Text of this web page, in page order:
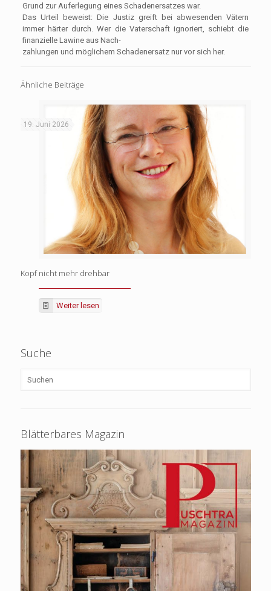
Grund zur Auferlegung eines Schadenersatzes war.
Das Urteil beweist: Die Justiz greift bei abwesenden Vätern
immer härter durch. Wer die Vaterschaft ignoriert, schiebt die
finanzielle Lawine aus Nach-
zahlungen und möglichem Schadenersatz nur vor sich her.
Ähnliche Beiträge
19. Juni 2026
Kopf nicht mehr drehbar
Weiter lesen
Suche
Blätterbares Magazin